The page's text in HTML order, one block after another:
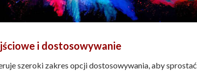
i dostosowywanie
szeroki zakres opcji dostosowywania, aby sprostać